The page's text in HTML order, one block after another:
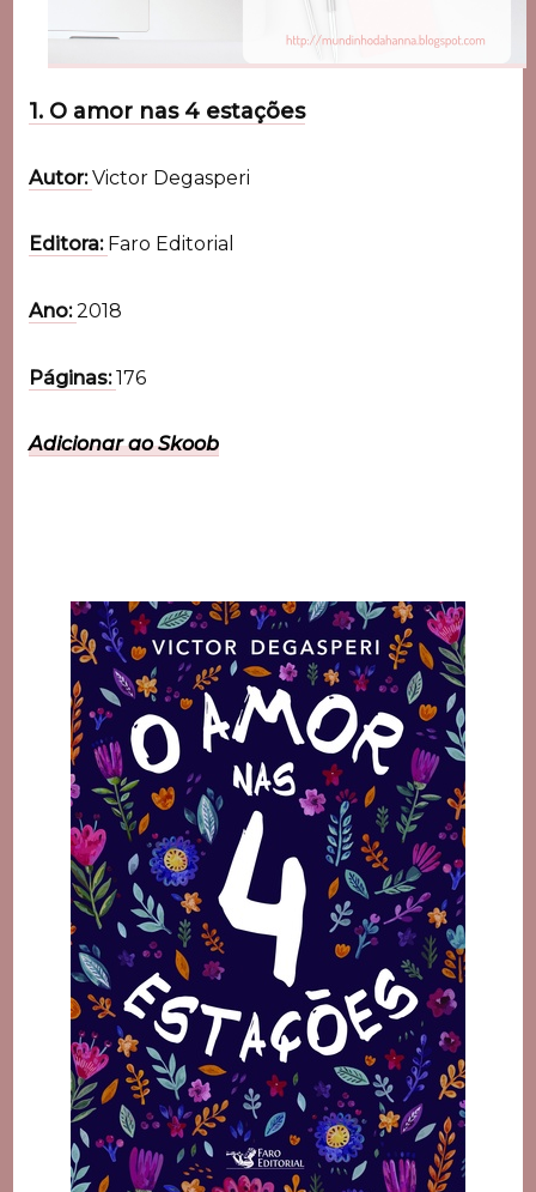
1. O amor nas 4 estações
Autor:Victor Degasperi
Editora: Faro Editorial
Ano:2018
Páginas:176
Adicionar ao Skoob